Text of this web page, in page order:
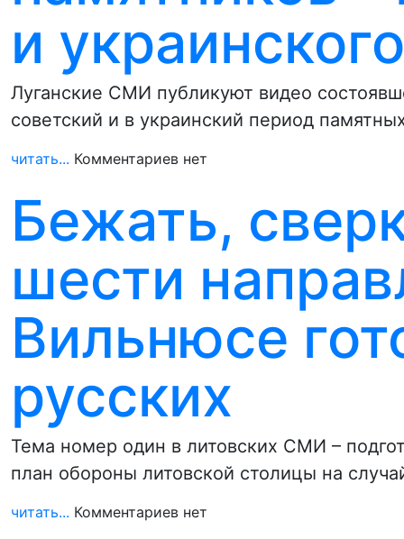
и
Луганские СМИ публикуют видео
советский и в украинский период
читать... Комментариев нет
Бежать,
шести
Вильнюсе
русских
Тема номер один в литовских СМИ –
план обороны литовской столицы на
читать... Комментариев нет